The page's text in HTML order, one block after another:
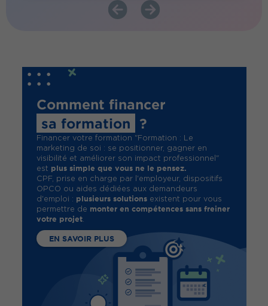
Comment financer
sa formation
?
Financer votre formation "Formation : Le
marketing de soi : se positionner, gagner en
visibilité et améliorer son impact professionnel"
est plus simple que vous ne le pensez.
CPF, prise en charge par l'employeur, dispositifs
OPCO ou aides dédiées aux demandeurs
d'emploi : plusieurs solutionsexistent pour vous
permettre de monter en compétences sans freiner
votre projet.
EN SAVOIR PLUS